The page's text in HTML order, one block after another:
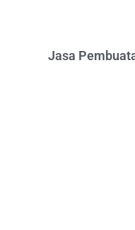
Jasa